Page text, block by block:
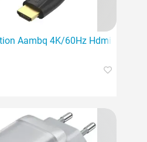
PPS, 1M
Aambq 4K/60Hz Hdmi Cable